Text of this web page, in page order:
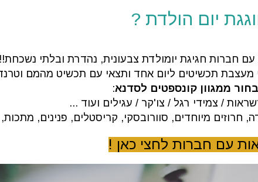
יום הולדת ?
חברות חגיגת יומולדת צבעונית, נהדרת ובלתי
תכשיטים ליום אחד ותצאי עם תכשיט מהמם
ממגוון קונספטים לסדנא:
/ צמידי רגל / צו'קר / עגילים ועוד ...
מיוחדים, סוורובסקי, קריסטלים, פנינים, מתכות,
עם חברות לחצי כאן !